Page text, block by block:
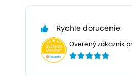
Rychle dorucenie
Overený zákazník